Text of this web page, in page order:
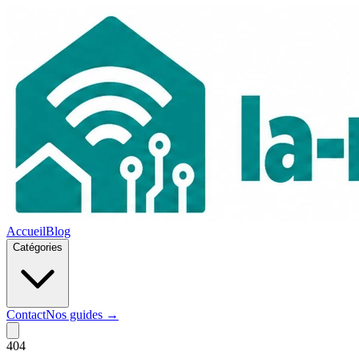
AccueilBlog
Catégories
ContactNos guides →
404